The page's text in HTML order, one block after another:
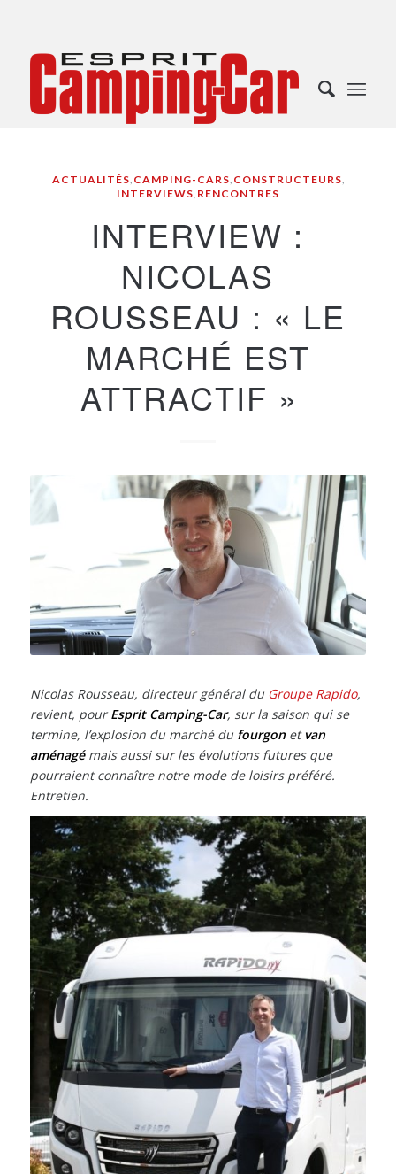
ACTUALITÉS, CAMPING-CARS, CONSTRUCTEURS,
INTERVIEWS, RENCONTRES
INTERVIEW :
NICOLAS
ROUSSEAU : « LE
MARCHÉ EST
ATTRACTIF »
Nicolas Rousseau, directeur général du Groupe Rapido,
revient, pourEsprit Camping-Car, sur la saison qui se
termine, l’explosion du marché du fourgonet van
aménagémais aussi sur les évolutions futures que
pourraient connaître notre mode de loisirs préféré.
Entretien.